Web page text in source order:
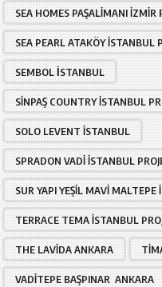
SEA HOMES PAŞALIMANI İZMIR
SEA PEARL ATAKÖY İSTANBUL
SEMBOL İSTANBUL
SINPAŞ COUNTRY İSTANBUL
SOLO LEVENT İSTANBUL
SPRADON VADI İSTANBUL
SUR YAPI YEŞIL MAVI MALTEPE
TERRACE TEMA İSTANBUL
THE LAVIDA ANKARA
VADITEPE BAŞPINAR ANKARA